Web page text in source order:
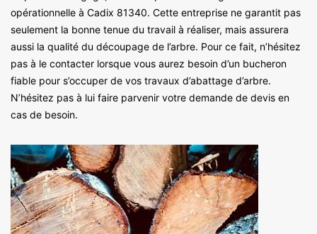
opérationnelle à Cadix 81340. Cette entreprise ne garantit pas
seulement la bonne tenue du travail à réaliser, mais assurera
aussi la qualité du découpage de l’arbre. Pour ce fait, n’hésitez
pas à le contacter lorsque vous aurez besoin d’un bucheron
fiable pour s’occuper de vos travaux d’abattage d’arbre.
N’hésitez pas à lui faire parvenir votre demande de devis en
cas de besoin.